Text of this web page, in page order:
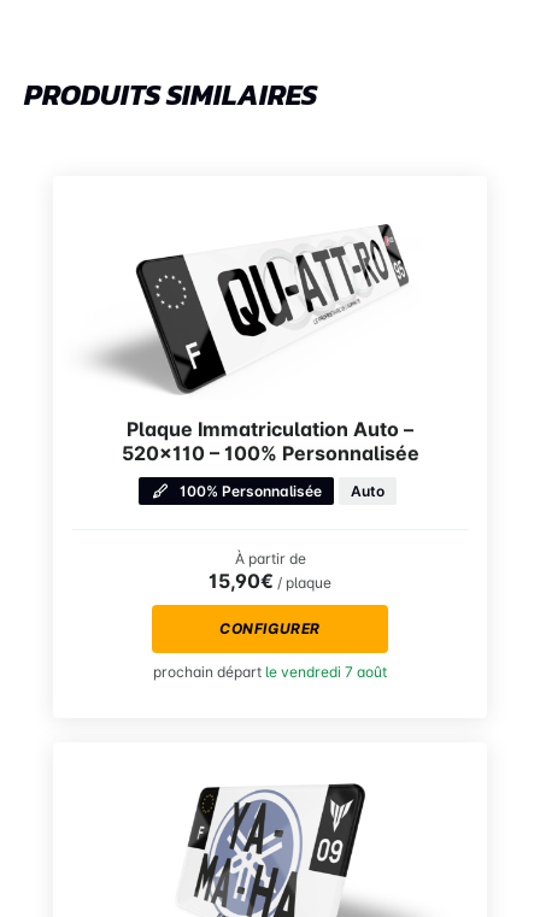
PRODUITS SIMILAIRES
Plaque Immatriculation Auto –
520×110 – 100% Personnalisée
100% Personnalisée Auto
À partir de
15,90€ / plaque
CONFIGURER
prochain départ le vendredi 7 août